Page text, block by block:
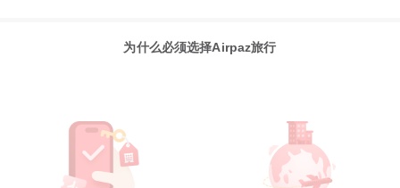
为什么必须选择Airpaz旅行